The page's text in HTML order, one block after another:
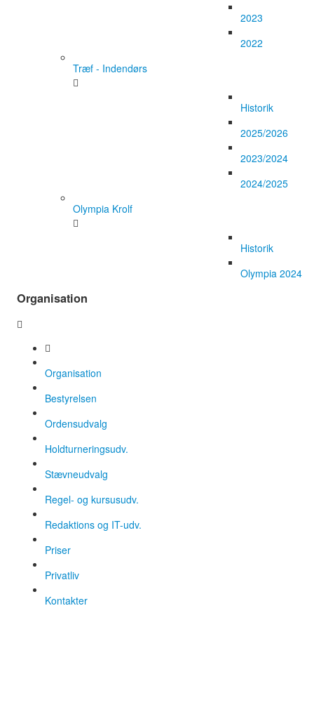
2023
2022
Træf - Indendørs
Historik
2025/2026
2023/2024
2024/2025
Olympia Krolf
Historik
Olympia 2024
Organisation
Organisation
Bestyrelsen
Ordensudvalg
Holdturneringsudv.
Stævneudvalg
Regel- og kursusudv.
Redaktions og IT-udv.
Priser
Privatliv
Kontakter